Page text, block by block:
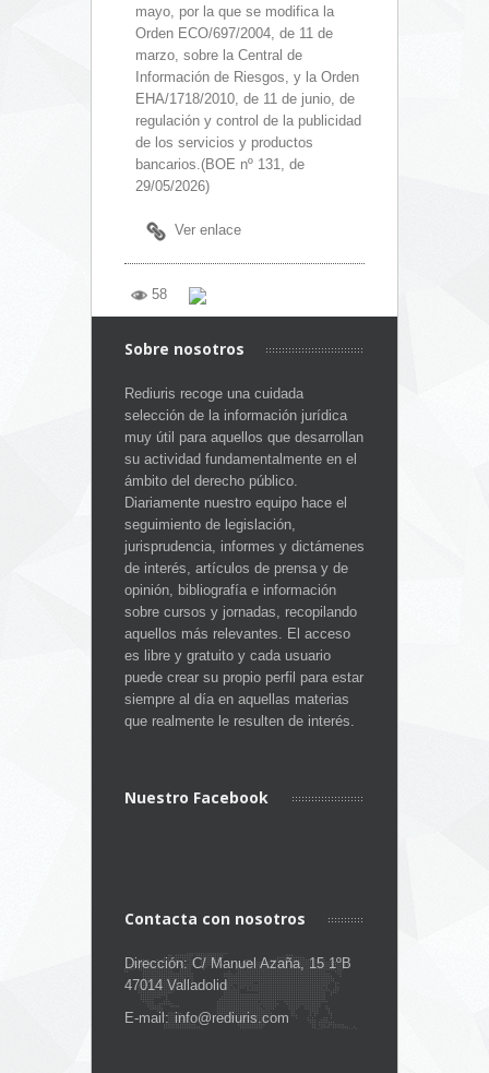
mayo, por la que se modifica la
Orden ECO/697/2004, de 11 de
marzo, sobre la Central de
Información de Riesgos, y la Orden
EHA/1718/2010, de 11 de junio, de
regulación y control de la publicidad
de los servicios y productos
bancarios.(BOE nº 131, de
29/05/2026)
Ver enlace
58
Sobre nosotros
Rediuris recoge una cuidada
selección de la información jurídica
muy útil para aquellos que desarrollan
su actividad fundamentalmente en el
ámbito del derecho público.
Diariamente nuestro equipo hace el
seguimiento de legislación,
jurisprudencia, informes y dictámenes
de interés, artículos de prensa y de
opinión, bibliografía e información
sobre cursos y jornadas, recopilando
aquellos más relevantes. El acceso
es libre y gratuito y cada usuario
puede crear su propio perfil para estar
siempre al día en aquellas materias
que realmente le resulten de interés.
Nuestro Facebook
Contacta con nosotros
Dirección: C/ Manuel Azaña, 15 1ºB
47014 Valladolid
E-mail: info@rediuris.com